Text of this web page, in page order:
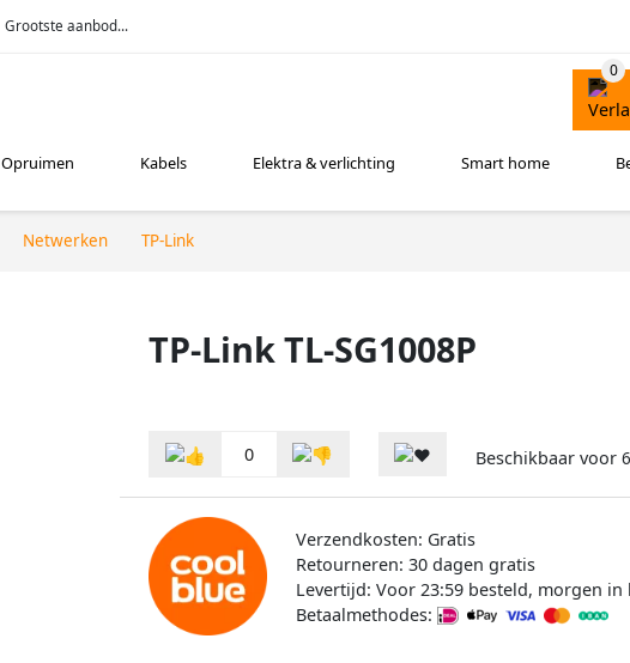
Grootste aanbod...
Opruimen Kabels Elektra & verlichting Smart home
Netwerken TP-Link
TP-Link TL-SG1008P
0 Beschikbaar voor
Verzendkosten: Gratis
Retourneren: 30 dagen gratis
Levertijd: Voor 23:59 besteld, morgen in
Betaalmethodes: